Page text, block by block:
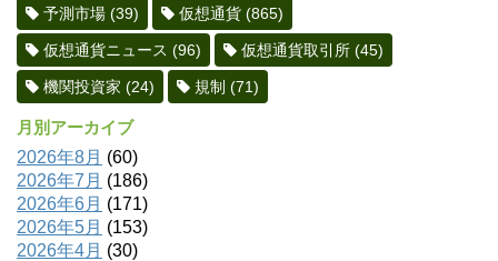
予測市場 (39) 仮想通貨 (865)
仮想通貨ニュース (96) 仮想通貨取引所 (45)
機関投資家 (24) 規制 (71)
月別アーカイブ
2026年8月 (60)
2026年7月 (186)
2026年6月 (171)
2026年5月 (153)
2026年4月 (30)